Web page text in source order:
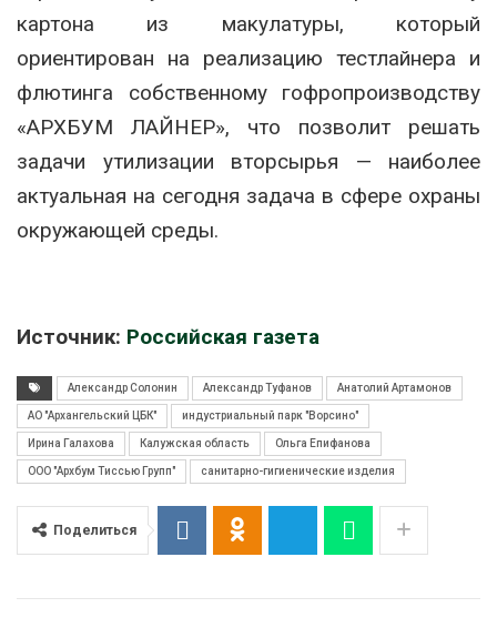
картона из макулатуры, который
ориентирован на реализацию тестлайнера и
флютинга собственному гофропроизводству
«АРХБУМ ЛАЙНЕР», что позволит решать
задачи утилизации вторсырья — наиболее
актуальная на сегодня задача в сфере охраны
окружающей среды.
Источник: Российская газета
Александр Солонин Александр Туфанов Анатолий Артамонов
АО "Архангельский ЦБК" индустриальный парк "Ворсино"
Ирина Галахова Калужская область Ольга Епифанова
ООО "Архбум Тиссью Групп" санитарно-гигиенические изделия
Поделиться